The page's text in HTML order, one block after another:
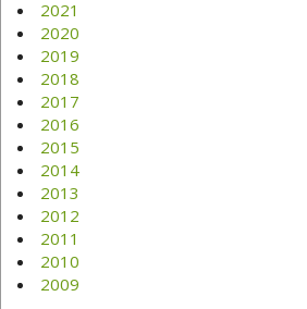
2021
2020
2019
2018
2017
2016
2015
2014
2013
2012
2011
2010
2009